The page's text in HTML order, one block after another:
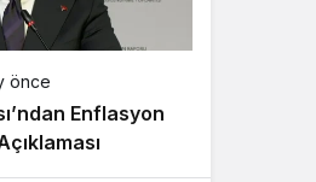
seçin.
seçin.
önce
Enflasyon